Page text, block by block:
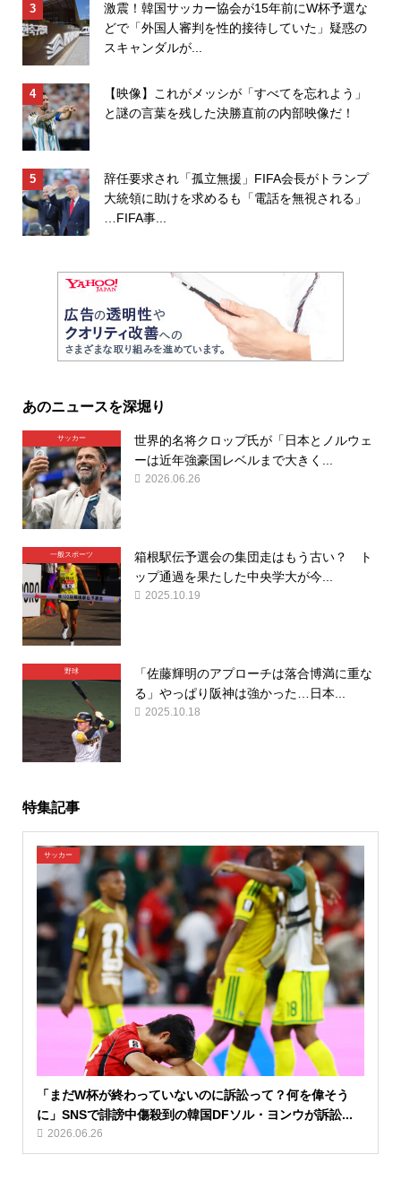
激震！韓国サッカー協会が15年前にW杯予選な
どで「外国人審判を性的接待していた」疑惑の
スキャンダルが...
【映像】これがメッシが「すべてを忘れよう」
と謎の言葉を残した決勝直前の内部映像だ！
辞任要求され「孤立無援」FIFA会長がトランプ
大統領に助けを求めるも「電話を無視される」
…FIFA事...
あのニュースを深堀り
サッカー
世界的名将クロップ氏が「日本とノルウェ
ーは近年強豪国レベルまで大きく...
2026.06.26
一般スポーツ
箱根駅伝予選会の集団走はもう古い？ ト
ップ通過を果たした中央学大が今...
2025.10.19
野球
「佐藤輝明のアプローチは落合博満に重な
る」やっぱり阪神は強かった…日本...
2025.10.18
特集記事
サッカー
「まだW杯が終わっていないのに訴訟って？何を偉そう
に」SNSで誹謗中傷殺到の韓国DFソル・ヨンウが訴訟...
2026.06.26